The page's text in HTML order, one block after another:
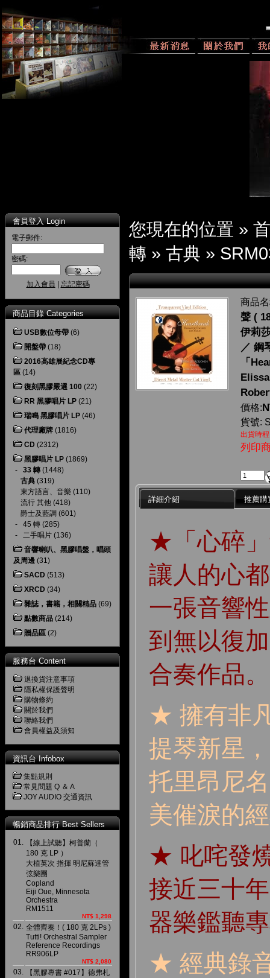
會員登入 Login
電子郵件:
密碼:
加入會員 忘記密碼
商品目錄 Categories
USB數位母帶 (6)
開盤帶 (18)
2016高雄展紀念CD專
區 (14)
復刻黑膠嚴選 100 (22)
RR 黑膠唱片 LP (21)
瑞鳴 黑膠唱片 LP (46)
代理廠牌 (1816)
CD (2312)
黑膠唱片 LP (1869)
- 33 轉 (1448)
古典 (319)
東方語言、音樂 (110)
流行 其他 (418)
爵士及藍調 (601)
- 45 轉 (285)
- 二手唱片 (136)
音響喇叭、黑膠唱盤，唱頭
及周邊 (31)
SACD (513)
XRCD (34)
雜誌，書籍，相關精品 (69)
點數商品 (214)
贈品區 (2)
服務台 Content
退換貨注意事項
隱私權保護聲明
購物條約
關於我們
聯絡我們
會員權益及須知
資訊台 Infobox
集點規則
常見問題 Q ＆ A
JOY AUDIO 交通資訊
暢銷商品排行 Best Sellers
01.
【線上試聽】柯普蘭（
180 克 LP ）
大植英次 指揮 明尼蘇達管
弦樂團
Copland
Eiji Oue, Minnesota
Orchestra
RM1511
NT$ 1,298
02. 全體齊奏！( 180 克 2LPs )
Tutti! Orchestral Sampler
Reference Recordings
RR906LP
NT$ 2,080
03.
【黑膠專書 #017】德弗札
您現在的位置 »
轉 » 古典 »
商品
聲 (
伊莉
／ 鋼
「
價格:
貨號:
出貨時
列印
詳細介紹 推薦購
★「心碎
讓人的心
一張音響
到無以復
合奏作品。
★ 擁有非
提琴新星
托里昂尼
美催淚的
★ 叱咤發
接近三十
器樂鑑聽
★ 經典錄